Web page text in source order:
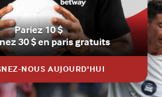
Pariez 10 $
30 $ en paris gratuits
NOUS AUJOURD'HUI